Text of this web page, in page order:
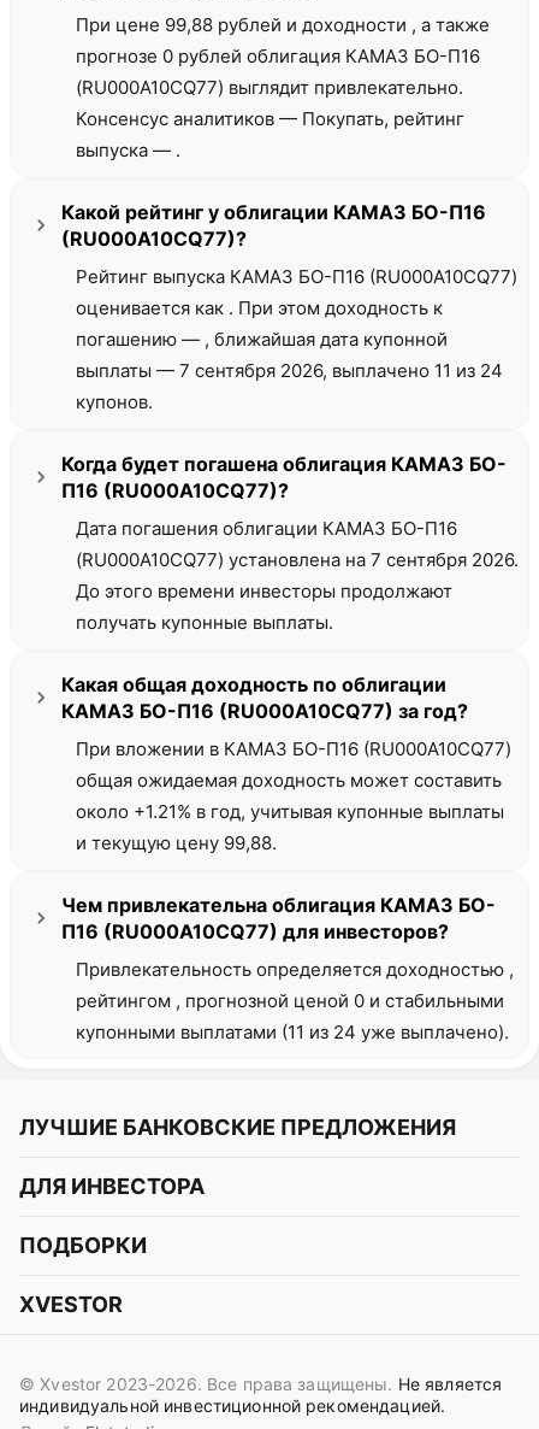
При цене 99,88 рублей и доходности , а также
прогнозе 0 рублей облигация КАМАЗ БО-П16
(RU000A10CQ77) выглядит привлекательно.
Консенсус аналитиков — Покупать, рейтинг
выпуска — .
Какой рейтинг у облигации КАМАЗ БО-П16
(RU000A10CQ77)?
Рейтинг выпуска КАМАЗ БО-П16 (RU000A10CQ77)
оценивается как . При этом доходность к
погашению — , ближайшая дата купонной
выплаты — 7 сентября 2026, выплачено 11 из 24
купонов.
Когда будет погашена облигация КАМАЗ БО-
П16 (RU000A10CQ77)?
Дата погашения облигации КАМАЗ БО-П16
(RU000A10CQ77) установлена на 7 сентября 2026.
До этого времени инвесторы продолжают
получать купонные выплаты.
Какая общая доходность по облигации
КАМАЗ БО-П16 (RU000A10CQ77) за год?
При вложении в КАМАЗ БО-П16 (RU000A10CQ77)
общая ожидаемая доходность может составить
около +1.21% в год, учитывая купонные выплаты
и текущую цену 99,88.
Чем привлекательна облигация КАМАЗ БО-
П16 (RU000A10CQ77) для инвесторов?
Привлекательность определяется доходностью ,
рейтингом , прогнозной ценой 0 и стабильными
купонными выплатами (11 из 24 уже выплачено).
ЛУЧШИЕ БАНКОВСКИЕ ПРЕДЛОЖЕНИЯ
Альфа-Банк
СБЕР
Газпромбанк
OZON Банк
ДЛЯ ИНВЕСТОРА
Курс акций
Курс облигаций
Прогнозы на криптовалюты
ПОДБОРКИ
Подборки акций
Подборки облигаций
XVESTOR
Вконтакте
© Xvestor 2023-2026. Все права защищены. Не является
индивидуальной инвестиционной рекомендацией.